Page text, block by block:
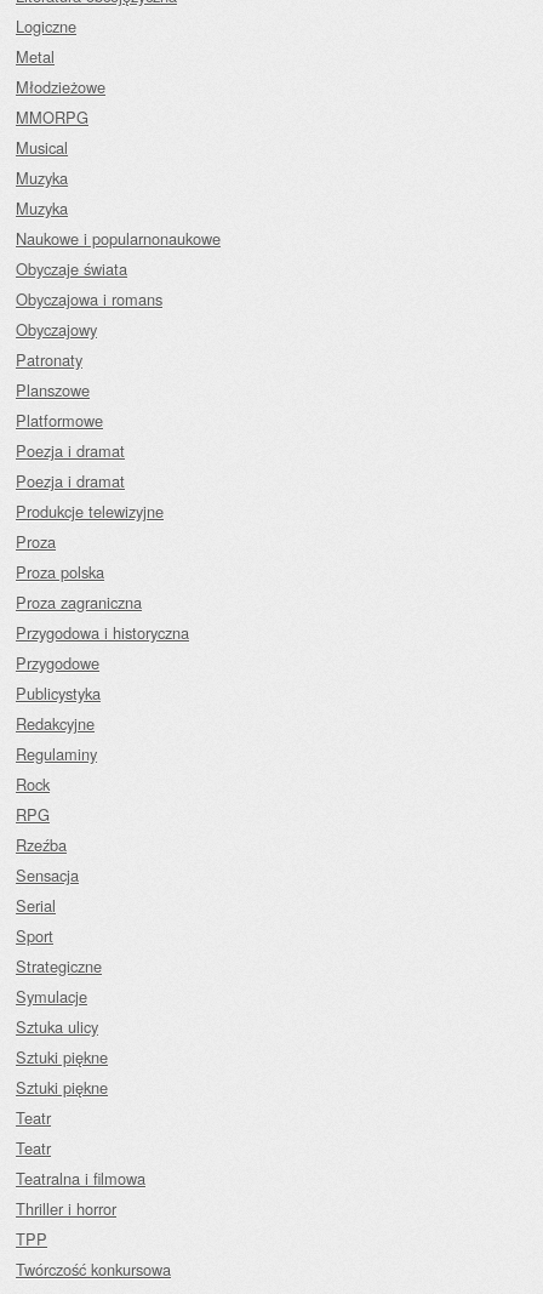
Logiczne
Metal
Młodzieżowe
MMORPG
Musical
Muzyka
Muzyka
Naukowe i popularnonaukowe
Obyczaje świata
Obyczajowa i romans
Obyczajowy
Patronaty
Planszowe
Platformowe
Poezja i dramat
Poezja i dramat
Produkcje telewizyjne
Proza
Proza polska
Proza zagraniczna
Przygodowa i historyczna
Przygodowe
Publicystyka
Redakcyjne
Regulaminy
Rock
RPG
Rzeźba
Sensacja
Serial
Sport
Strategiczne
Symulacje
Sztuka ulicy
Sztuki piękne
Sztuki piękne
Teatr
Teatr
Teatralna i filmowa
Thriller i horror
TPP
Twórczość konkursowa